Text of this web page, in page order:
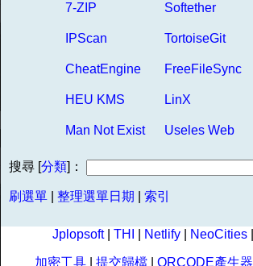
7-ZIP Softether
IPScan TortoiseGit
CheatEngine FreeFileSync
HEU KMS LinX
Man Not Exist Useles Web
搜尋 [分類]：
刷選單 整理選單日期 索引
Jplopsoft| THI Netlify NeoCities
加密工具| 提交歸檔| QRCODE產生器